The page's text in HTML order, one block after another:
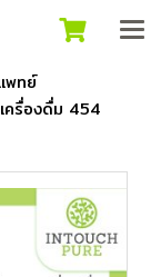
พทย์
ครื่องดื่ม 454